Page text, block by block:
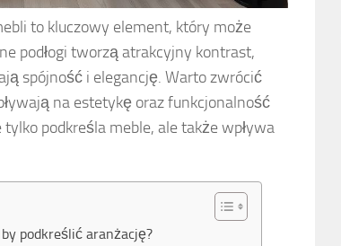
to kluczowy element, który może
podłogi tworzą atrakcyjny kontrast,
spójność i elegancję. Warto zwrócić
na estetykę oraz funkcjonalność
tylko podkreśla meble, ale także wpływa
podkreślić aranżację?